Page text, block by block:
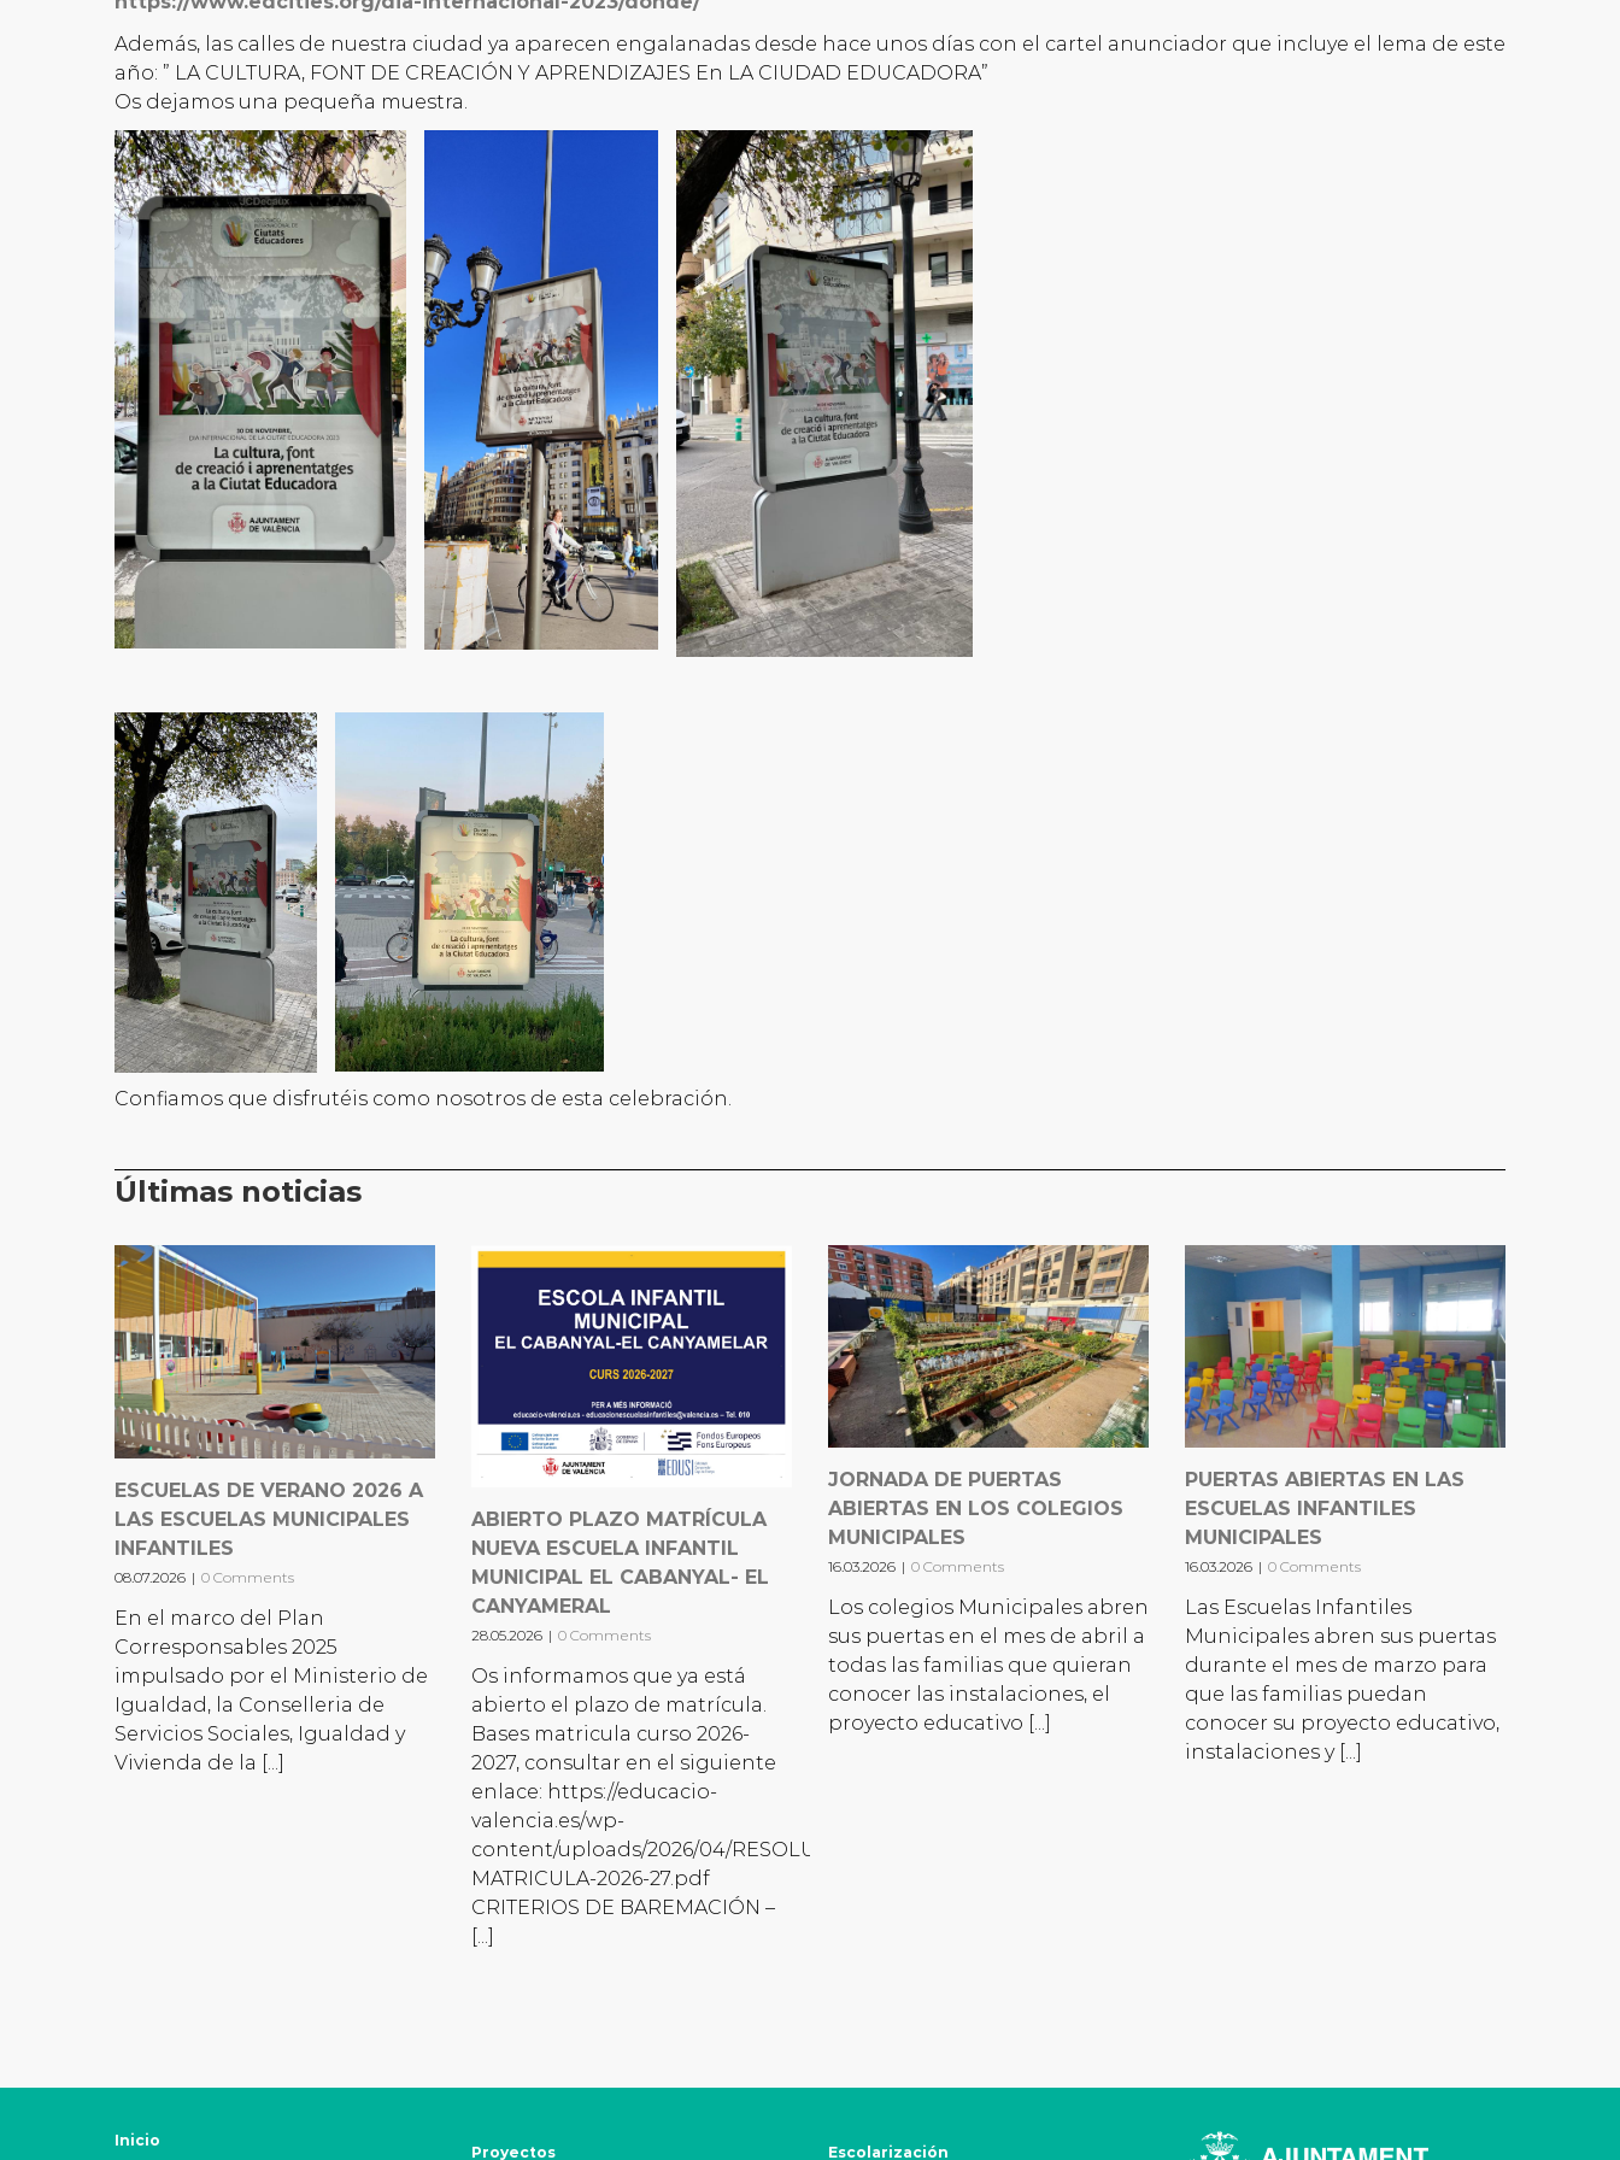
Además, las calles de nuestra ciudad ya aparecen engalanadas desde hace unos días con el cartel anunciador que incluye el lema de este
año: ” LA CULTURA, FONT DE CREACIÓN Y APRENDIZAJES En LA CIUDAD EDUCADORA”
Os dejamos una pequeña muestra.
Confiamos que disfrutéis como nosotros de esta celebración.
Últimas noticias
ESCUELAS DE VERANO 2026 A
LAS ESCUELAS MUNICIPALES
INFANTILES
08.07.2026 | 0 Comments
En el marco del Plan
Corresponsables 2025
impulsado por el Ministerio de
Igualdad, la Conselleria de
Servicios Sociales, Igualdad y
Vivienda de la [...]
ABIERTO PLAZO MATRÍCULA
NUEVA ESCUELA INFANTIL
MUNICIPAL EL CABANYAL- EL
CANYAMERAL
28.05.2026 | 0 Comments
Os informamos que ya está
abierto el plazo de matrícula.
Bases matricula curso 2026-
2027, consultar en el siguiente
enlace: https://educacio-
valencia.es/wp-
content/uploads/2026/04/RESOLUCION-
MATRICULA-2026-27.pdf
CRITERIOS DE BAREMACIÓN –
[...]
JORNADA DE PUERTAS
ABIERTAS EN LOS COLEGIOS
MUNICIPALES
16.03.2026 | 0 Comments
Los colegios Municipales abren
sus puertas en el mes de abril a
todas las familias que quieran
conocer las instalaciones, el
proyecto educativo [...]
PUERTAS ABIERTAS EN LAS
ESCUELAS INFANTILES
MUNICIPALES
16.03.2026 | 0 Comments
Las Escuelas Infantiles
Municipales abren sus puertas
durante el mes de marzo para
que las familias puedan
conocer su proyecto educativo,
instalaciones y [...]
Inicio
Proyectos Escolarización